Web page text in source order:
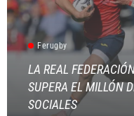
Ferugby
LA REAL
SUPERA EL MILLÓN
SOCIALES